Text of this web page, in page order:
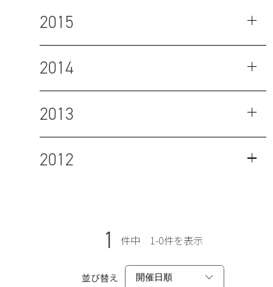
2015
2014
2013
2012
1 件中 1-0件を表示
並び替え